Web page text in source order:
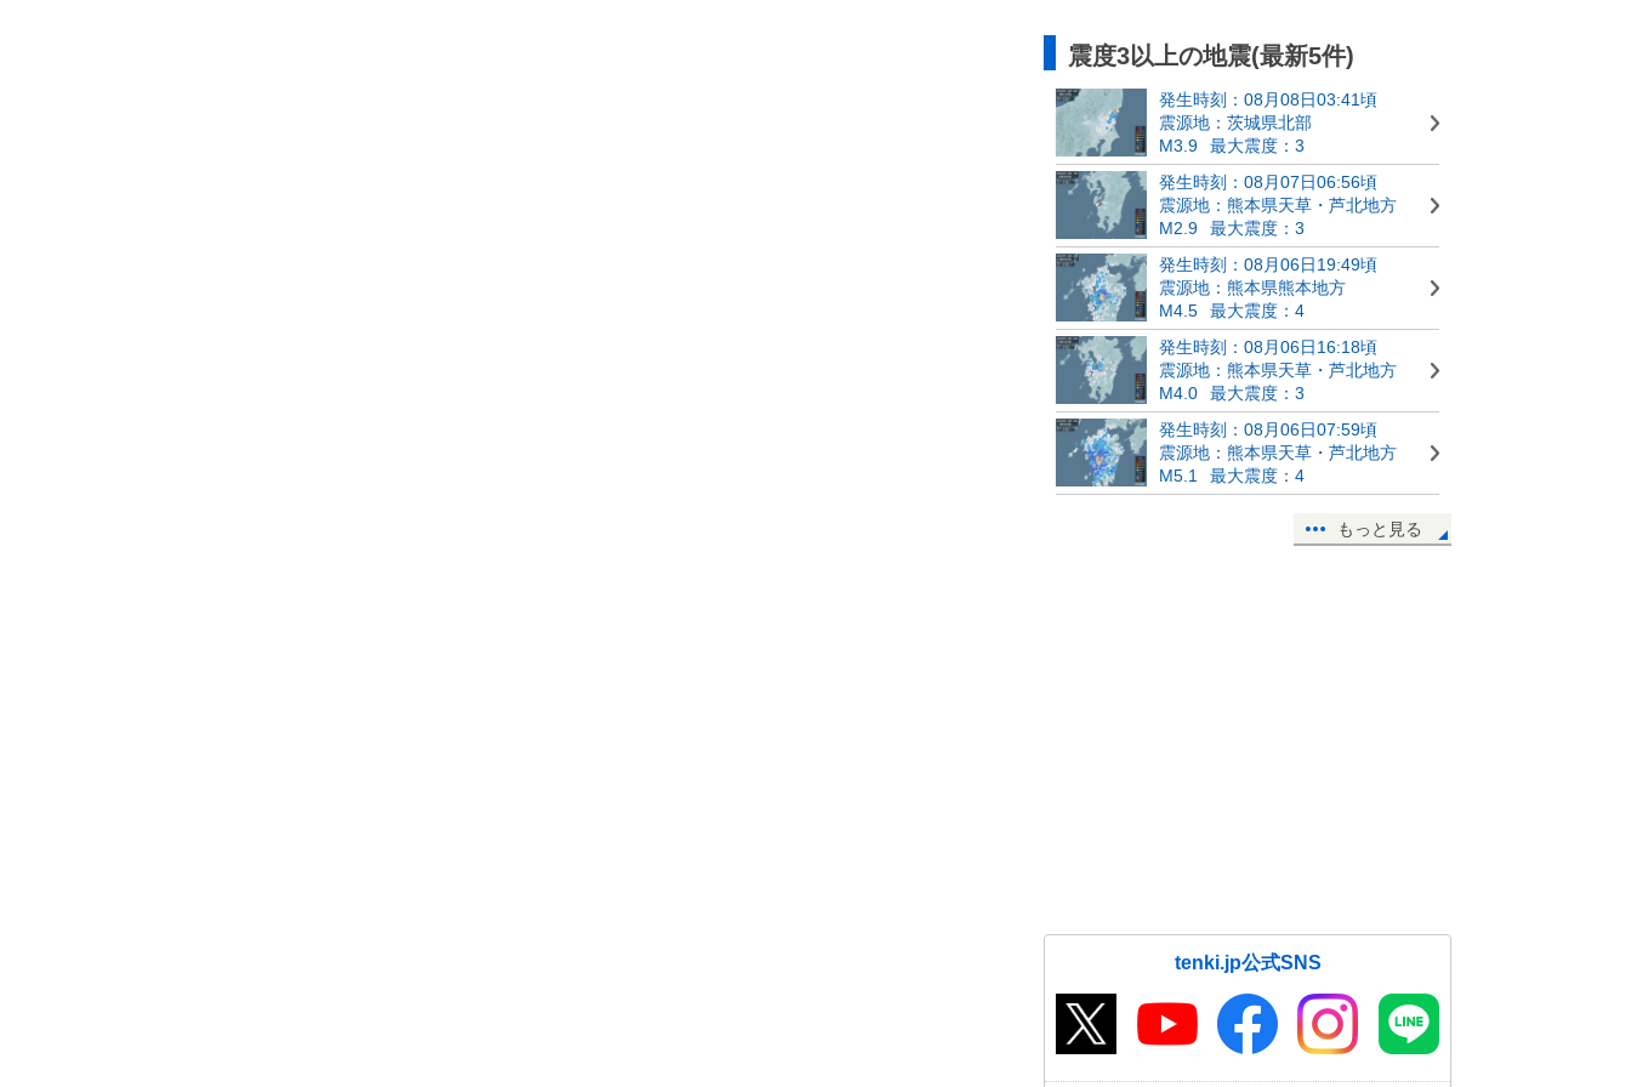
震度3以上の地震(最新5件)
発生時刻：08月08日03:41頃
震源地：茨城県北部
M3.9
最大震度：3
発生時刻：08月07日06:56頃
震源地：熊本県天草・芦北地方
M2.9
最大震度：3
発生時刻：08月06日19:49頃
震源地：熊本県熊本地方
M4.5
最大震度：4
発生時刻：08月06日16:18頃
震源地：熊本県天草・芦北地方
M4.0
最大震度：3
発生時刻：08月06日07:59頃
震源地：熊本県天草・芦北地方
M5.1
最大震度：4
もっと見る
tenki.jp公式SNS